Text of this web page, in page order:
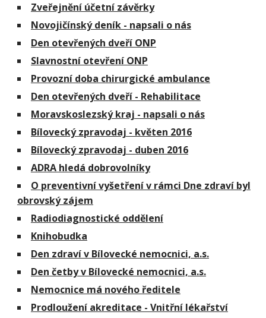
Zveřejnění účetní závěrky
Novojičínský deník - napsali o nás
Den otevřených dveří ONP
Slavnostní otevření ONP
Provozní doba chirurgické ambulance
Den otevřených dveří - Rehabilitace
Moravskoslezský kraj - napsali o nás
Bílovecký zpravodaj - květen 2016
Bílovecký zpravodaj - duben 2016
ADRA hledá dobrovolníky
O preventivní vyšetření v rámci Dne zdraví byl
obrovský zájem
Radiodiagnostické oddělení
Knihobudka
Den zdraví v Bílovecké nemocnici, a.s.
Den četby v Bílovecké nemocnici, a.s.
Nemocnice má nového ředitele
Prodloužení akreditace - Vnitřní lékařství